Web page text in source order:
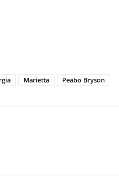
Marietta Peabo Bryson